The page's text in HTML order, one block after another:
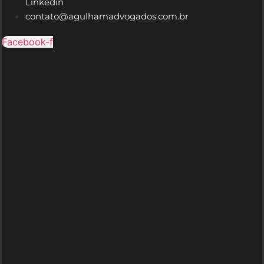
contato@agulhamadvogados.com.br
Facebook-f